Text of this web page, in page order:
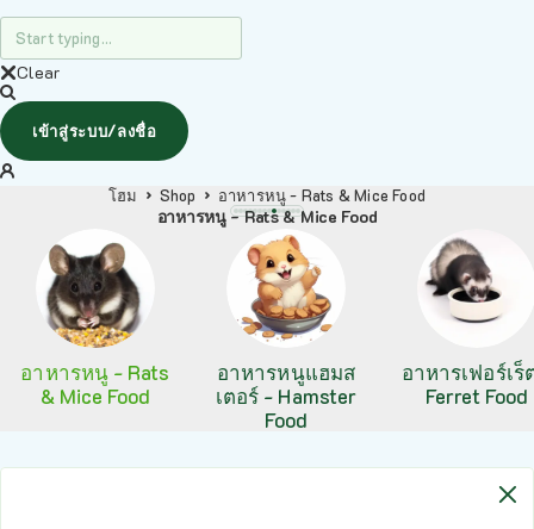
Clear
เข้าสู่ระบบ/ลงชื่อ
โฮม Shop อาหารหนู - Rats & Mice Food
อาหารหนู - Rats & Mice Food
อาหารหนู - Rats
& Mice Food
อาหารหนูแฮมส
เตอร์ - Hamster
Food
อาหารเฟอร์เร็
Ferret Food